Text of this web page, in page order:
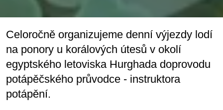
Celoročně organizujeme denní výjezdy lodí
na ponory u korálových útesů v okolí
egyptského letoviska Hurghada doprovodu
potápěčského průvodce - instruktora
potápění.